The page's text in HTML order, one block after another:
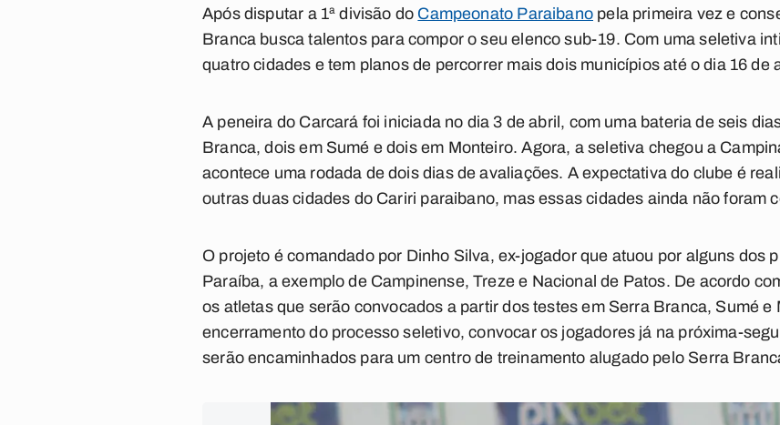
Após disputar a 1ª divisão do Campeonato Paraibano pela primeira vez e
Branca busca talentos para compor o seu elenco sub-19. Com uma seletiva
quatro cidades e tem planos de percorrer mais dois municípios até o dia 16 de
A peneira do Carcará foi iniciada no dia 3 de abril, com uma bateria de seis
Branca, dois em Sumé e dois em Monteiro. Agora, a seletiva chegou a
acontece uma rodada de dois dias de avaliações. A expectativa do clube é
outras duas cidades do Cariri paraibano, mas essas cidades ainda não foram
O projeto é comandado por Dinho Silva, ex-jogador que atuou por alguns dos
Paraíba, a exemplo de Campinense, Treze e Nacional de Patos. De acordo
os atletas que serão convocados a partir dos testes em Serra Branca, Sumé
encerramento do processo seletivo, convocar os jogadores já na próxima-
serão encaminhados para um centro de treinamento alugado pelo Serra